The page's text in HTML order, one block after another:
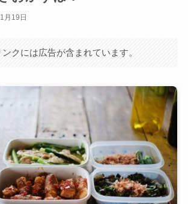
月19日
クには広告が含まれています。